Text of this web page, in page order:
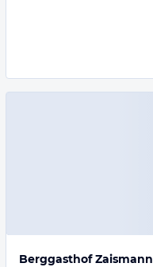
Berggasthof Zaismann